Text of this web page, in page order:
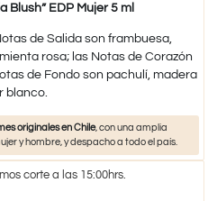
Blush” EDP Mujer 5 ml
de Salida son frambuesa,
rosa; las Notas de Corazón
de Fondo son pachulí, madera
blanco.
originales en Chile, con una amplia
y hombre, y despacho a todo el país.
corte a las 15:00hrs.